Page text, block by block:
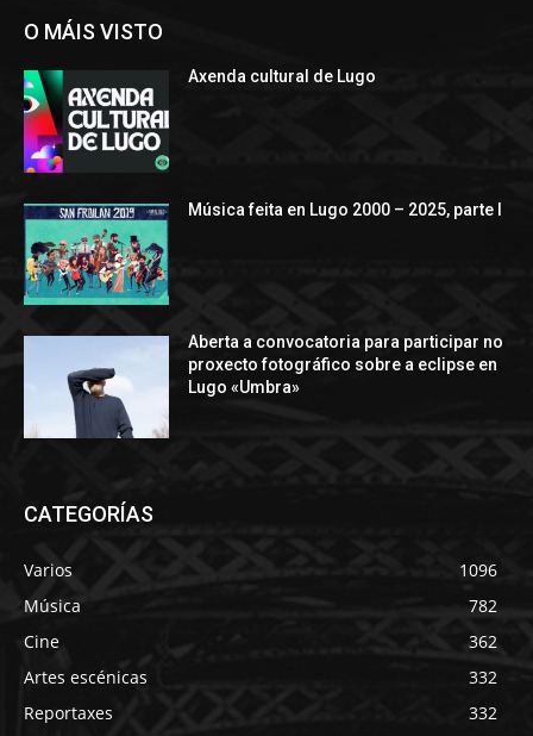
O MÁIS VISTO
Axenda cultural de Lugo
Música feita en Lugo 2000 – 2025, parte I
Aberta a convocatoria para participar no
proxecto fotográfico sobre a eclipse en
Lugo «Umbra»
CATEGORÍAS
Varios
1096
Música
782
Cine
362
Artes escénicas
332
Reportaxes
332